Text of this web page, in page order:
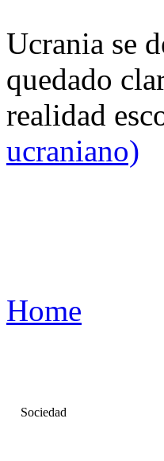
Ucrania se
quedado
realidad
ucraniano)
Home
Sociedad